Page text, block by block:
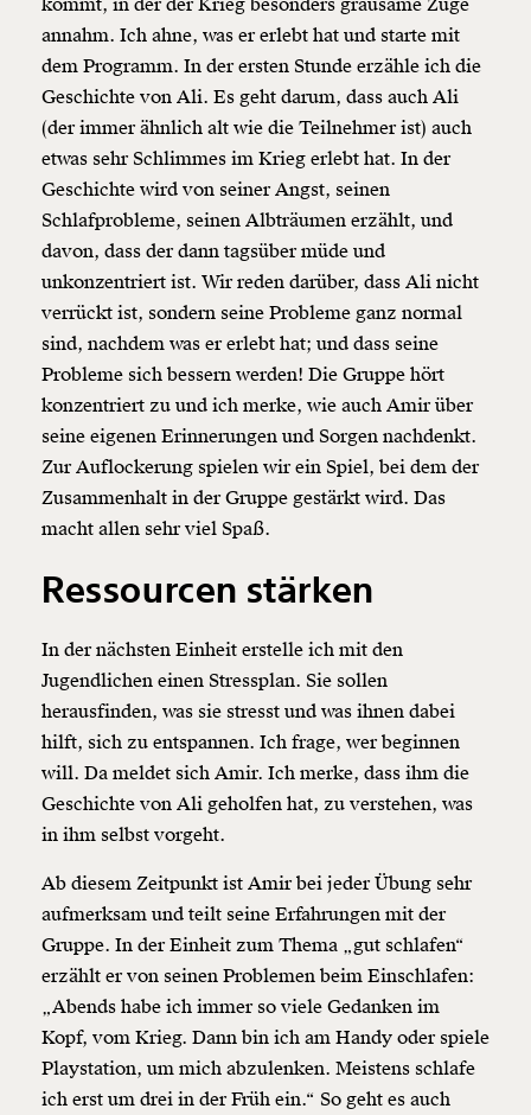
kommt, in der der Krieg besonders grausame Züge
annahm. Ich ahne, was er erlebt hat und starte mit
dem Programm. In der ersten Stunde erzähle ich die
Geschichte von Ali. Es geht darum, dass auch Ali
(der immer ähnlich alt wie die Teilnehmer ist) auch
etwas sehr Schlimmes im Krieg erlebt hat. In der
Geschichte wird von seiner Angst, seinen
Schlafprobleme, seinen Albträumen erzählt, und
davon, dass der dann tagsüber müde und
unkonzentriert ist. Wir reden darüber, dass Ali nicht
verrückt ist, sondern seine Probleme ganz normal
sind, nachdem was er erlebt hat; und dass seine
Probleme sich bessern werden! Die Gruppe hört
konzentriert zu und ich merke, wie auch Amir über
seine eigenen Erinnerungen und Sorgen nachdenkt.
Zur Auflockerung spielen wir ein Spiel, bei dem der
Zusammenhalt in der Gruppe gestärkt wird. Das
macht allen sehr viel Spaß.
Ressourcen stärken
In der nächsten Einheit erstelle ich mit den
Jugendlichen einen Stressplan. Sie sollen
herausfinden, was sie stresst und was ihnen dabei
hilft, sich zu entspannen. Ich frage, wer beginnen
will. Da meldet sich Amir. Ich merke, dass ihm die
Geschichte von Ali geholfen hat, zu verstehen, was
in ihm selbst vorgeht.
Ab diesem Zeitpunkt ist Amir bei jeder Übung sehr
aufmerksam und teilt seine Erfahrungen mit der
Gruppe. In der Einheit zum Thema „gut schlafen“
erzählt er von seinen Problemen beim Einschlafen:
„Abends habe ich immer so viele Gedanken im
Kopf, vom Krieg. Dann bin ich am Handy oder spiele
Playstation, um mich abzulenken. Meistens schlafe
ich erst um drei in der Früh ein.“ So geht es auch